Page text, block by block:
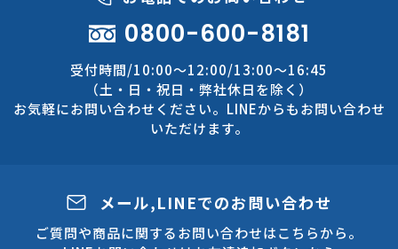
0800-600-8181
受付時間/10:00～12:00/13:00～16:45
（土・日・祝日・弊社休日を除く）
お気軽にお問い合わせください。LINEからもお問い合わせ
いただけます。
メール,LINEでのお問い合わせ
ご質問や商品に関するお問い合わせはこちらから。